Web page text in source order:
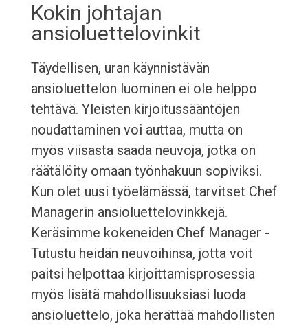
Kokin johtajan
ansioluettelovinkit
Täydellisen, uran käynnistävän
ansioluettelon luominen ei ole helppo
tehtävä. Yleisten kirjoitussääntöjen
noudattaminen voi auttaa, mutta on
myös viisasta saada neuvoja, jotka on
räätälöity omaan työnhakuun sopiviksi.
Kun olet uusi työelämässä, tarvitset Chef
Managerin ansioluettelovinkkejä.
Keräsimme kokeneiden Chef Manager -
Tutustu heidän neuvoihinsa, jotta voit
paitsi helpottaa kirjoittamisprosessia
myös lisätä mahdollisuuksiasi luoda
ansioluettelo, joka herättää mahdollisten